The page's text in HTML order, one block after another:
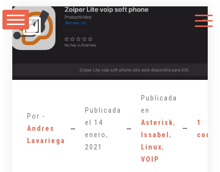
Saltarse
contenido
Por -
Andres
Lavariega
Publicada
el 14
enero,
2021
Publicada
en
Asterisk,
Issabel ,
Linux,
VOIP
1